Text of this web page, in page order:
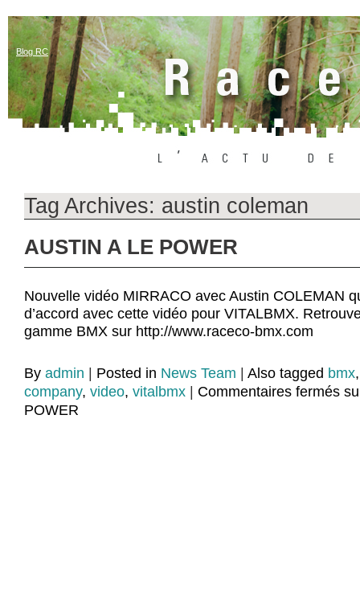
Blog RC
Tag Archives: austin coleman
AUSTIN A LE POWER
Nouvelle vidéo MIRRACO avec Austin COLEMAN
d’accord avec cette vidéo pour VITALBMX.
gamme BMX sur http://www.raceco-bmx.com
By admin Posted in News Team Also tagged bmx
company, video, vitalbmx Commentaires fermés
POWER